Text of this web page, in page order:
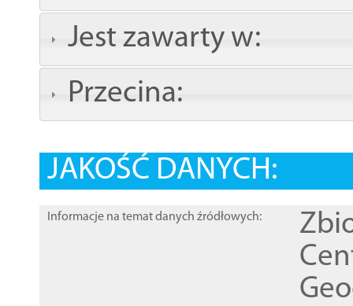
Jest zawarty w:
Przecina:
JAKOŚĆ DANYCH:
Informacje na temat danych źródłowych: